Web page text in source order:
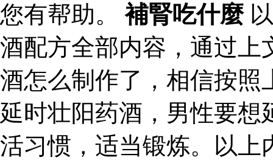
您有帮助。補腎吃什麼
酒配方全部内容，通过上
酒怎么制作了，相信按照
延时壮阳药酒，男性要想
活习惯，适当锻炼。以